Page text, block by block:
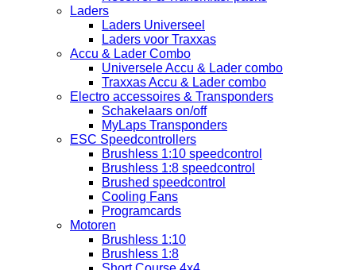
Laders
Laders Universeel
Laders voor Traxxas
Accu & Lader Combo
Universele Accu & Lader combo
Traxxas Accu & Lader combo
Electro accessoires & Transponders
Schakelaars on/off
MyLaps Transponders
ESC Speedcontrollers
Brushless 1:10 speedcontrol
Brushless 1:8 speedcontrol
Brushed speedcontrol
Cooling Fans
Programcards
Motoren
Brushless 1:10
Brushless 1:8